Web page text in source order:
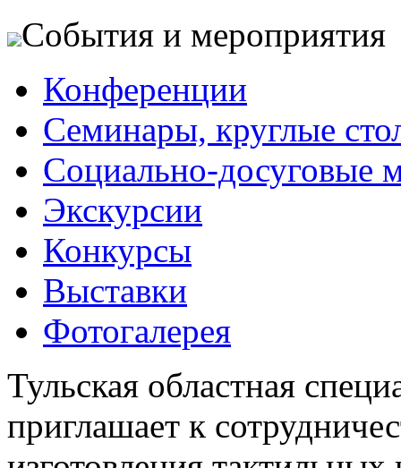
События и мероприятия
Конференции
Семинары, круглые
Социально-досуговые
Экскурсии
Конкурсы
Выставки
Фотогалерея
Тульская областная
приглашает к